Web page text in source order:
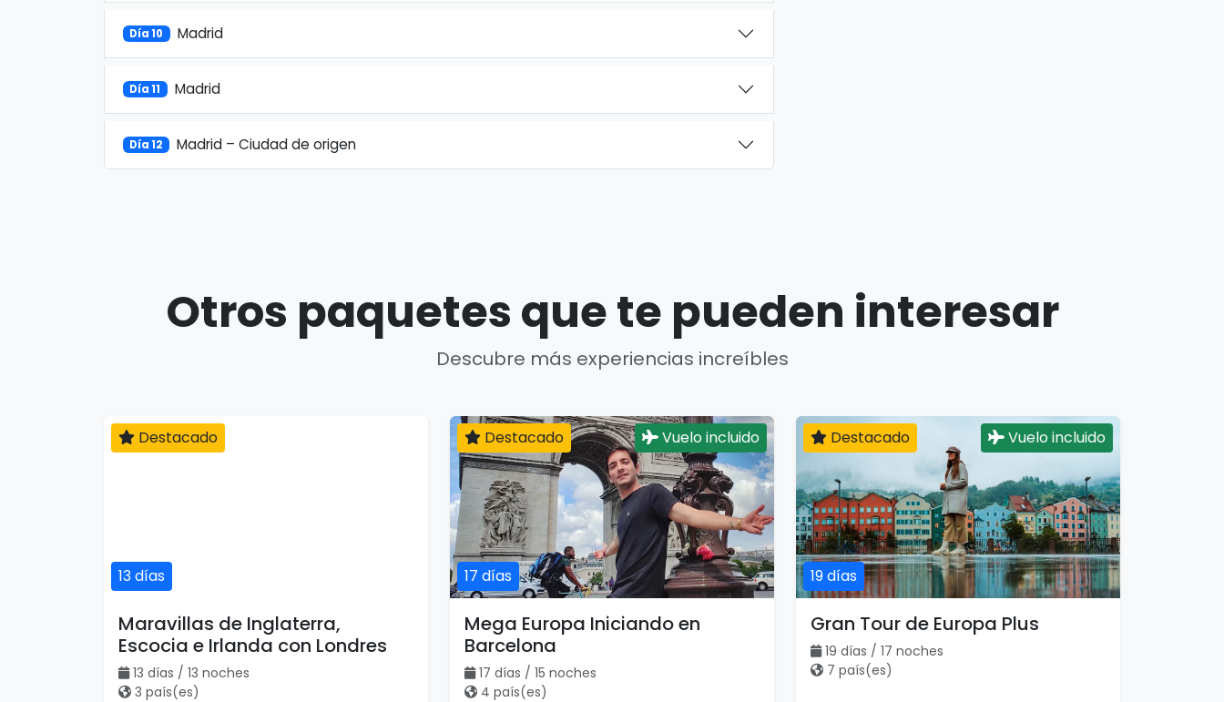
Día 10 Madrid
Día 11 Madrid
Día 12 Madrid – Ciudad de origen
Otros paquetes que te pueden interesar
Descubre más experiencias increíbles
13 días
Destacado
Maravillas de Inglaterra,
Escocia e Irlanda con Londres
13 días / 13 noches
3 país(es)
17 días
Destacado Vuelo incluido
Mega Europa Iniciando en
Barcelona
17 días / 15 noches
4 país(es)
19 días
Destacado Vuelo incluido
Gran Tour de Europa Plus
19 días / 17 noches
7 país(es)